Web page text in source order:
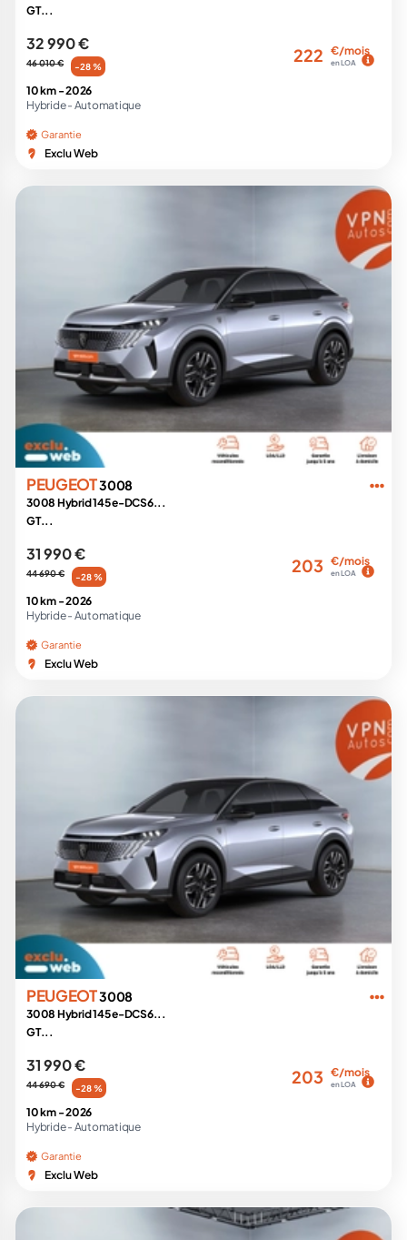
GT...
32 990 €
46 010 € -28 %
222 €/mois
en LOA
10 km -2026
Hybride - Automatique
Garantie
Exclu Web
PEUGEOT3008
3008 Hybrid 145 e-DCS6...
GT...
31 990 €
44 690 € -28 %
203 €/mois
en LOA
10 km -2026
Hybride - Automatique
Garantie
Exclu Web
PEUGEOT3008
3008 Hybrid 145 e-DCS6...
GT...
31 990 €
44 690 € -28 %
203 €/mois
en LOA
10 km -2026
Hybride - Automatique
Garantie
Exclu Web